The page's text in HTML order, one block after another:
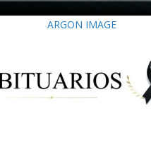
ARGON IMAGE